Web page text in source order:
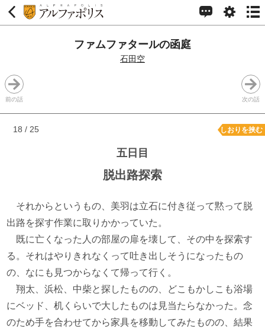
ファムファタールの函庭
石田空
前の話 次の話
18 / 25 しおりを挟む
五日目
脱出路探索
それからというもの、美羽は立石に付き従って黙って脱
出路を探す作業に取りかかっていた。
既に亡くなった人の部屋の扉を壊して、その中を探索す
る。それはやりきれなくって吐き出しそうになったもの
の、なにも見つからなくて帰って行く。
翔太、浜松、中柴と探したものの、どこもかしこも浴場
にベッド、机くらいで大したものは見当たらなかった。念
のため手を合わせてから家具を移動してみたものの、結果